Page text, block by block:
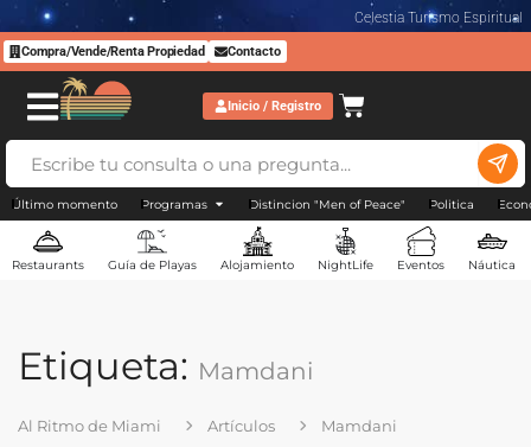
Celestia Turismo Espiritual
Compra/Vende/Renta Propiedad Contacto
Inicio / Registro
Último momento Programas Distincion "Men of Peace" Politica
Restaurants Guía de Playas Alojamiento NightLife Eventos Náutica
Etiqueta: Mamdani
Al Ritmo de Miami Artículos Mamdani